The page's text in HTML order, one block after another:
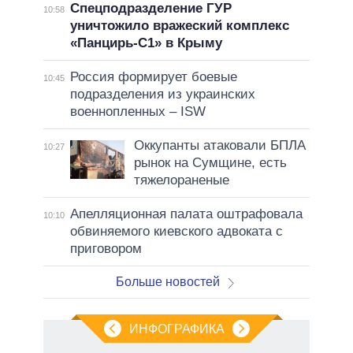
10:58 Спецподразделение ГУР
уничтожило вражеский комплекс
«Панцирь-С1» в Крыму
10:45
Россия формирует боевые
подразделения из украинских
военнопленных – ISW
10:27
Оккупанты атаковали БПЛА
рынок на Сумщине, есть
тяжелораненые
10:10 Апелляционная палата оштрафовала
обвиняемого киевского адвоката с
приговором
Больше новостей
ИНФОГРАФИКА